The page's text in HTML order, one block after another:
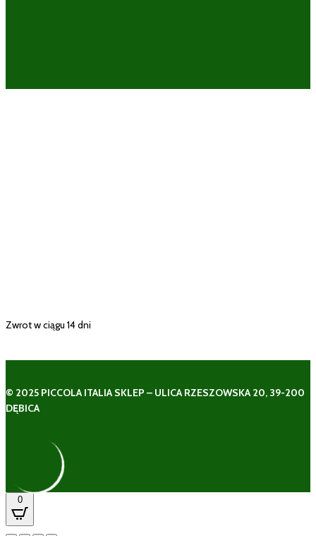
Zwrot w ciągu 14 dni
© 2025 PICCOLA ITALIA SKLEP – ULICA RZESZOWSKA 20, 39-200
DĘBICA
0